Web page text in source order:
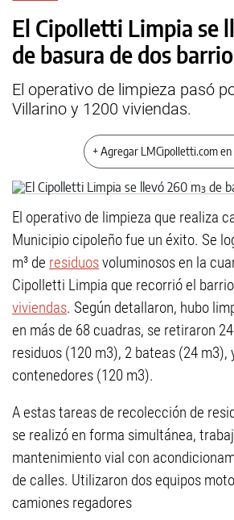
El Cipolletti Limpia se
de basura de dos
El operativo de limpieza pasó
Villarino y 1200 viviendas.
+ Agregar LMCipolletti.com en
El operativo de limpieza que realiza
Municipio cipoleño fue un éxito. Se
m³ de residuosvoluminosos en la
Cipolletti Limpia que recorrió el barrio
viviendas. Según detallaron, hubo
en más de 68 cuadras, se retiraron
residuos (120 m3), 2 bateas (24 m3),
contenedores (120 m3).
A estas tareas de recolección de
se realizó en forma simultánea,
mantenimiento vial con
de calles. Utilizaron dos equipos
camiones regadores